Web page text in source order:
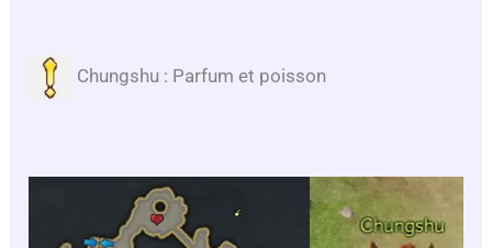
Chungshu : Parfum et poisson